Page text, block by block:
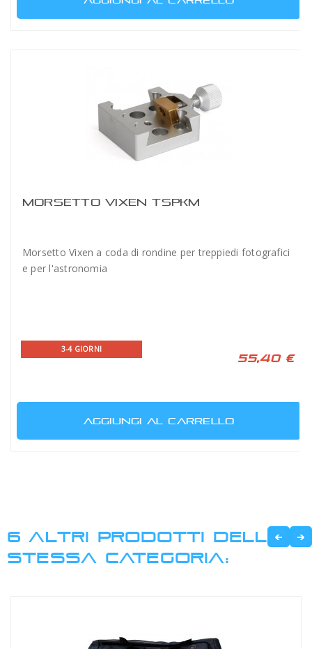
MORSETTO VIXEN TSPKM
Morsetto Vixen a coda di rondine per treppiedi fotografici
e per l'astronomia
3-4 GIORNI
55,40 €
AGGIUNGI AL CARRELLO
6 ALTRI PRODOTTI DELLA
STESSA CATEGORIA: